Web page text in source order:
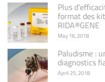
Plus
format des
RIDA®GENE
May 16, 2018
Paludisme :
diagnostics
April 25, 2018